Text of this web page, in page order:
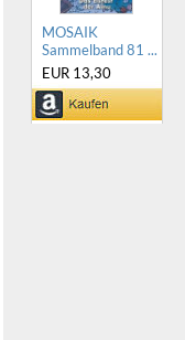
MOSAIK
Sammelband 81 ...
EUR 13,30